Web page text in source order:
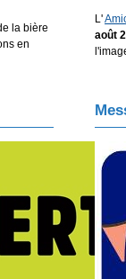
la bière
en
L'
août